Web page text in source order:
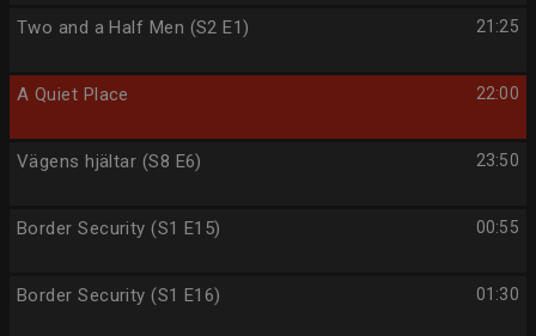
21:25
Two and a Half Men (S2 E1)
22:00
A Quiet Place
23:50
Vägens hjältar (S8 E6)
00:55
Border Security (S1 E15)
01:30
Border Security (S1 E16)